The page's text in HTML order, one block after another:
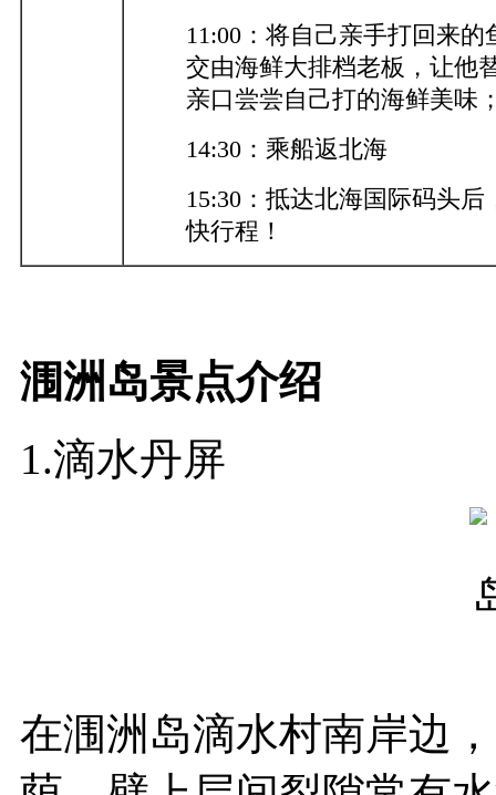
11:00：将自己亲手打回来
交由海鲜大排档老板，让他
亲口尝尝自己打的海鲜美味
14:30：乘船返北海
15:30：抵达北海国际码头
快行程！
涠洲岛景点介绍
1.滴水丹屏
在涠洲岛滴水村南岸边